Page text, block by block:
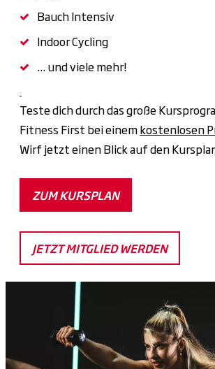
Bauch Intensiv
Indoor Cycling
... und viele mehr!
Teste dich durch das große
Fitness First bei einemkostenlosen
Wirf jetzt einen Blick auf den
ZUM KURSPLAN
JETZT MITGLIED WERDEN